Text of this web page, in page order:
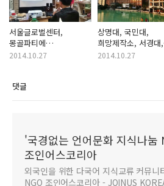
서울글로벌센터,
몽골파티에
다녀왔습니다~~ ^^
2014.10.27
상명대, 국민대,
희망제작소, 서경대,
대일외고 방문
2014.10.27
댓글
'국경없는 언어문화 지식나눔
조인어스코리아
외국인을 위한 다국어 지식교류 커뮤니
NGO 조인어스코리아 - JOINUS